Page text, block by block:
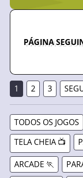
PÁGINA
1 2 3
TODOS OS JOGOS
TELA CHEIA 📺
ARCADE 🏃